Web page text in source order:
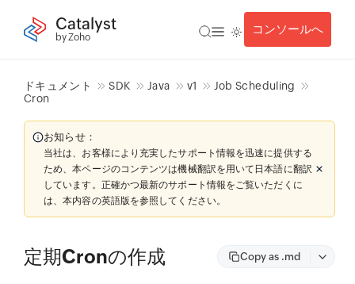
Catalyst
by Zoho
コンソールへ
ドキュメント SDK Java v1
Job Scheduling
Cron
お知らせ：
当社は、お客様により充実したサポート情報を迅速に提供する
ため、本ページのコンテンツは機械翻訳を用いて日本語に翻訳
しています。正確かつ最新のサポート情報をご覧いただくに
は、本内容の英語版を参照してください。
定期Cronの作成 Copy as .md